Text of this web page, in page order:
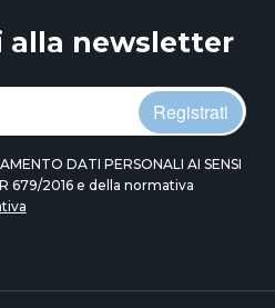
alla newsletter
Registrati
DATI PERSONALI AI SENSI
679/2016 e della normativa